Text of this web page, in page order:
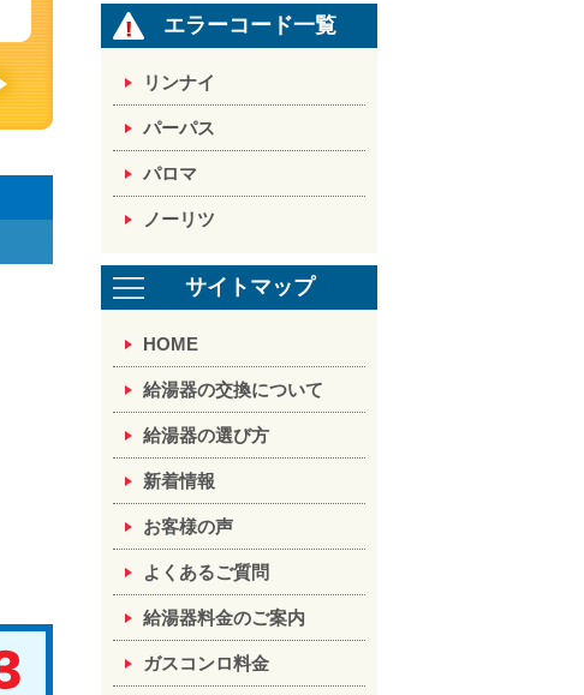
エラーコード一覧
リンナイ
パーパス
パロマ
ノーリツ
サイトマップ
HOME
給湯器の交換について
給湯器の選び方
新着情報
お客様の声
よくあるご質問
給湯器料金のご案内
ガスコンロ料金